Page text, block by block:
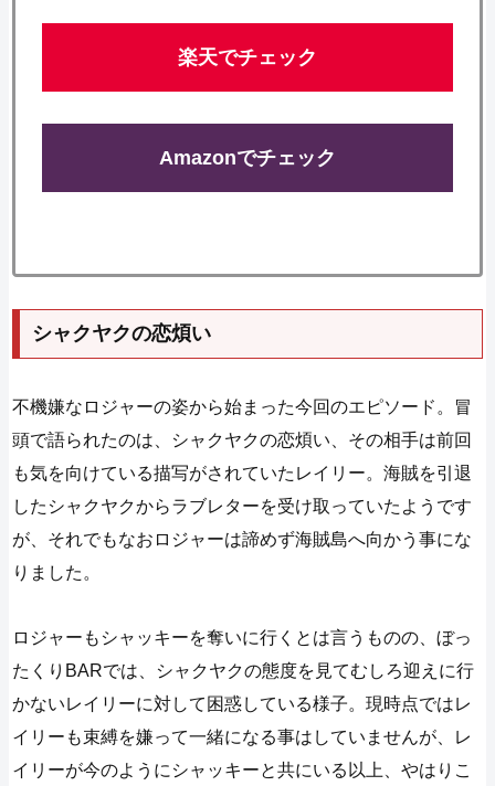
楽天でチェック
Amazonでチェック
シャクヤクの恋煩い
不機嫌なロジャーの姿から始まった今回のエピソード。冒
頭で語られたのは、シャクヤクの恋煩い、その相手は前回
も気を向けている描写がされていたレイリー。海賊を引退
したシャクヤクからラブレターを受け取っていたようです
が、それでもなおロジャーは諦めず海賊島へ向かう事にな
りました。
ロジャーもシャッキーを奪いに行くとは言うものの、ぼっ
たくりBARでは、シャクヤクの態度を見てむしろ迎えに行
かないレイリーに対して困惑している様子。現時点ではレ
イリーも束縛を嫌って一緒になる事はしていませんが、レ
イリーが今のようにシャッキーと共にいる以上、やはりこ